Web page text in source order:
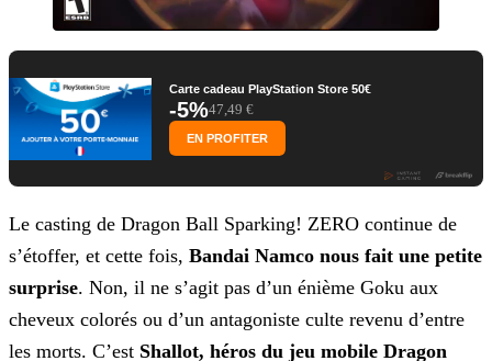
Carte cadeau PlayStation Store 50€
-5%47,49 €
EN PROFITER
Le casting de Dragon Ball Sparking! ZERO continue de
s’étoffer, et cette fois, Bandai Namco nous fait une petite
surprise. Non, il ne s’agit pas d’un énième Goku aux
cheveux colorés ou d’un antagoniste culte revenu d’entre
les morts. C’est Shallot, héros du jeu mobile Dragon